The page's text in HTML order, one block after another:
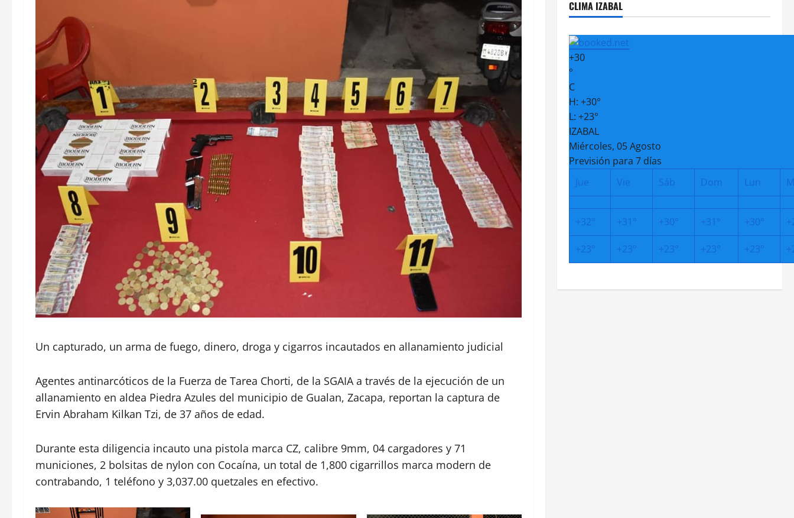
Un capturado, un arma de fuego, dinero, droga y cigarros incautados en allanamiento judicial
Agentes antinarcóticos de la Fuerza de Tarea Chorti, de la SGAIA a través de la ejecución de un
allanamiento en aldea Piedra Azules del municipio de Gualan, Zacapa, reportan la captura de
Ervin Abraham Kilkan Tzi, de 37 años de edad.
Durante esta diligencia incauto una pistola marca CZ, calibre 9mm, 04 cargadores y 71
municiones, 2 bolsitas de nylon con Cocaína, un total de 1,800 cigarrillos marca modern de
contrabando, 1 teléfono y 3,037.00 quetzales en efectivo.
CLIMA IZABAL
+30
°
C
H: +30°
L: +23°
IZABAL
Miércoles, 05 Agosto
Previsión para 7 días
Jue
Vie Sáb Dom Lun
+32° +31° +30° +31° +30° +
+23° +23° +23° +23° +23° +